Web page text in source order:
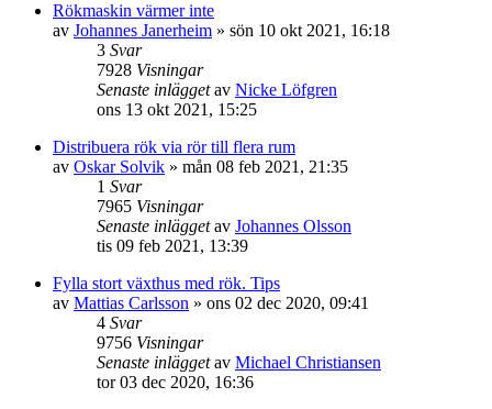
Rökmaskin värmer inte
av Johannes Janerheim » sön 10 okt 2021, 16:18
3 Svar
7928 Visningar
Senaste inläggetav Nicke Löfgren
ons 13 okt 2021, 15:25
Distribuera rök via rör till flera rum
av Oskar Solvik » mån 08 feb 2021, 21:35
1 Svar
7965 Visningar
Senaste inläggetav Johannes Olsson
tis 09 feb 2021, 13:39
Fylla stort växthus med rök. Tips
av Mattias Carlsson » ons 02 dec 2020, 09:41
4 Svar
9756 Visningar
Senaste inläggetav Michael Christiansen
tor 03 dec 2020, 16:36